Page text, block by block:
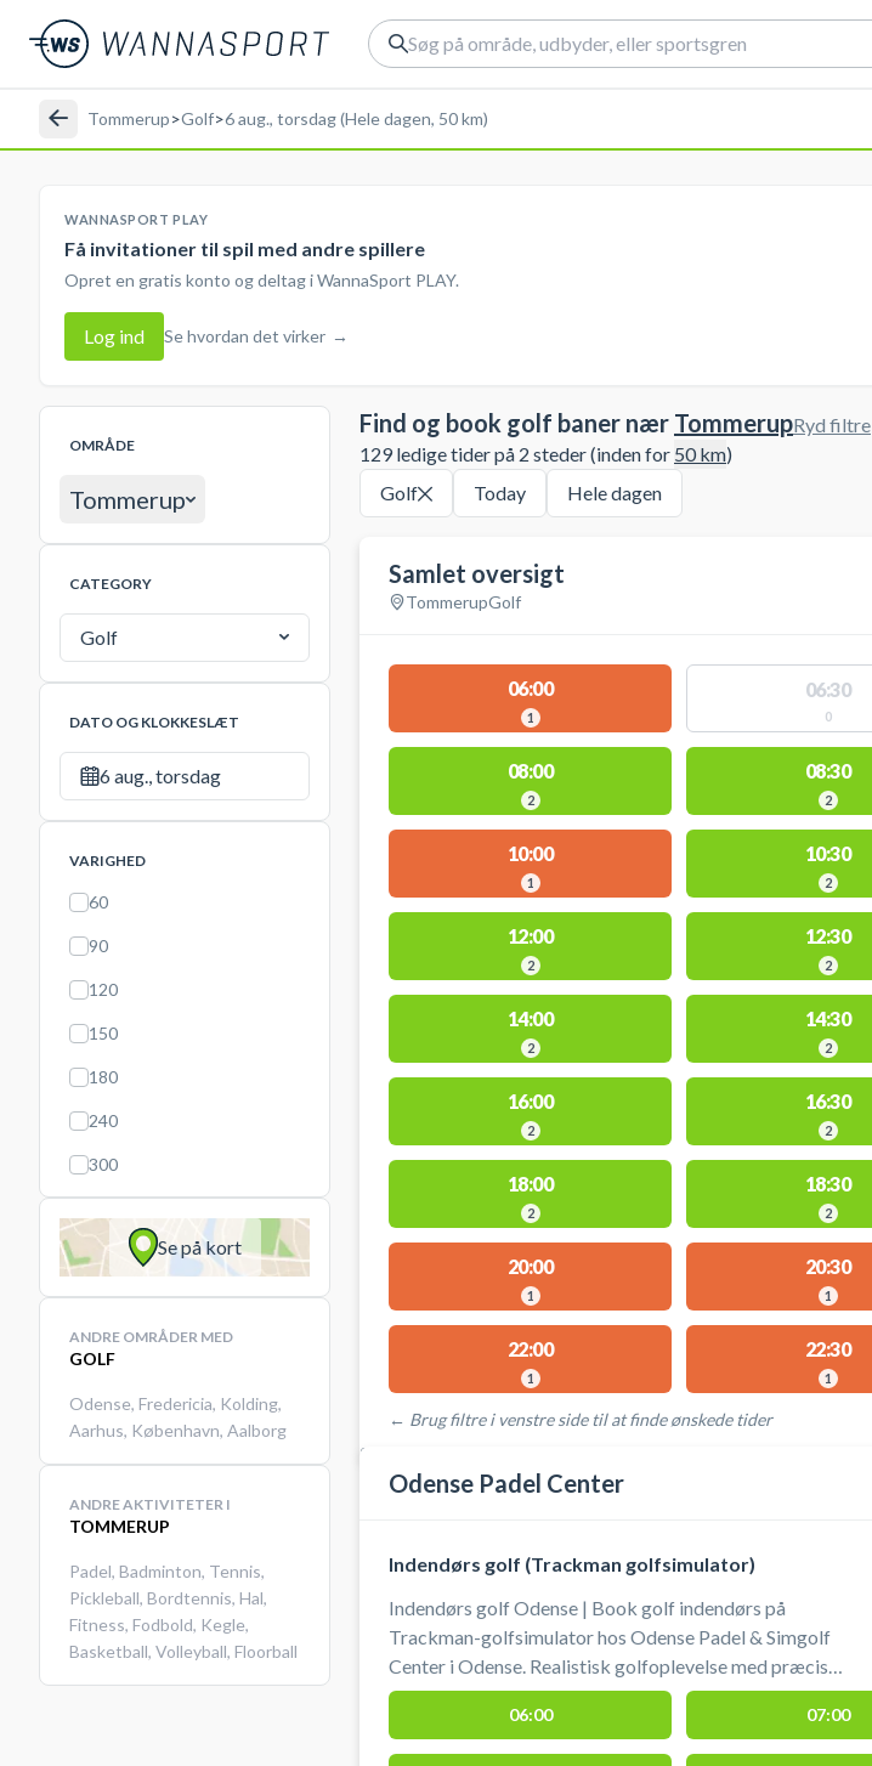
Tommerup>Golf>6 aug., torsdag (Hele dagen, 50 km)
WANNASPORT PLAY
Få invitationer til spil med andre spillere
Opret en gratis konto og deltag i WannaSport PLAY.
Log ind Se hvordan det virker →
OMRÅDE
Tommerup
CATEGORY
Golf
DATO OG KLOKKESLÆT
6 aug., torsdag
VARIGHED
60
90
120
150
180
240
300
Se på kort
ANDRE OMRÅDER MED
GOLF
Odense, Fredericia, Kolding,
Aarhus, København, Aalborg
ANDRE AKTIVITETER I
TOMMERUP
Padel, Badminton, Tennis,
Pickleball, Bordtennis, Hal,
Fitness, Fodbold, Kegle,
Basketball, Volleyball, Floorball
Find og book golf baner nær Tommerup
129 ledige tider på 2 steder (inden for 50km)
Ryd filtre
Golf Today Hele dagen
Samlet oversigt
TommerupGolf
06:00
1
06:30
0
08:00
2
08:30
2
10:00
1
10:30
2
12:00
2
12:30
2
14:00
2
14:30
2
16:00
2
16:30
2
18:00
2
18:30
2
20:00
1
20:30
1
22:00
1
22:30
1
← Brug filtre i venstre side til at finde ønskede tider
STEDER MED LEDIGE AKTIVITETER
Odense Padel Center
Indendørs golf (Trackman golfsimulator)
Indendørs golf Odense | Book golf indendørs på
Trackman-golfsimulator hos Odense Padel & Simgolf
Center i Odense. Realistisk golfoplevelse med præcis
måling af slag, verdenskendte baner og komfortable
indendørs omgivelser. Perfekt til både hygge og seriøs
træning året rundt. Book din golfsimulator og spil
06:00 07:00